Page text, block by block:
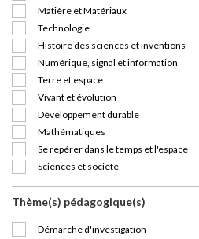
Matière et Matériaux
Technologie
Histoire des sciences et inventions
Numérique, signal et information
Terre et espace
Vivant et évolution
Développement durable
Mathématiques
Se repérer dans le temps et l'espace
Sciences et société
Thème(s) pédagogique(s)
Démarche d'investigation